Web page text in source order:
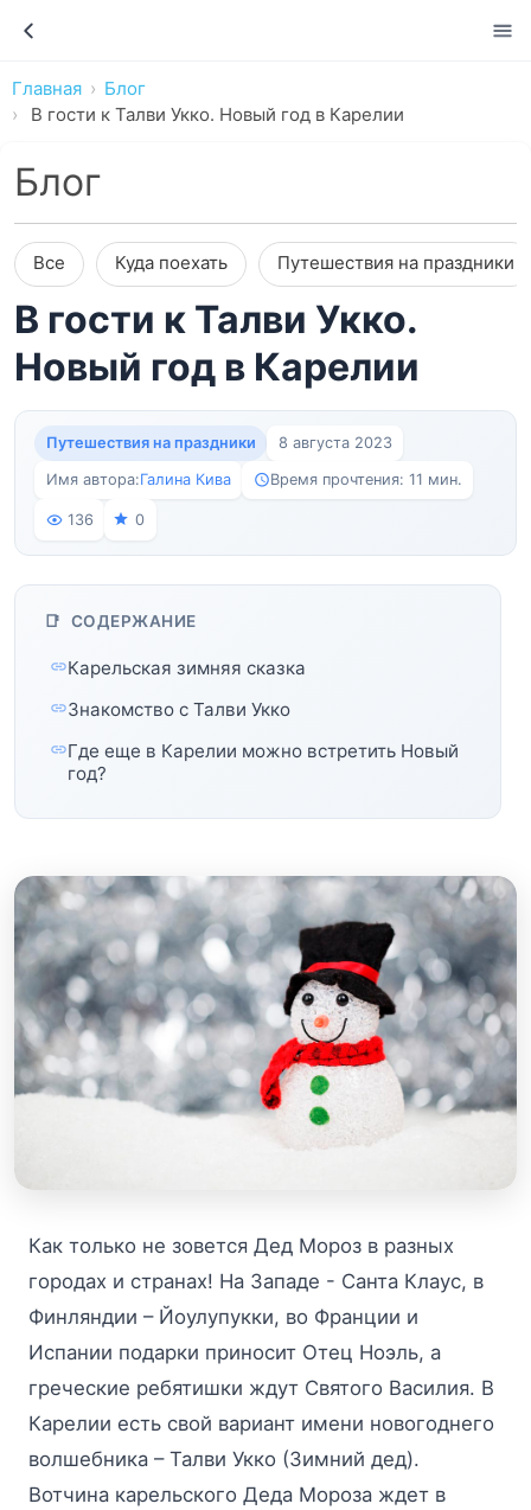
Главная
Блог
В гости к Талви Укко. Новый год в Карелии
Блог
Все Куда поехать Путешествия на праздники
В гости к Талви Укко.
Новый год в Карелии
Путешествия на праздники 8 августа 2023
Имя автора:Галина Кива Время прочтения: 11 мин.
136 0
СОДЕРЖАНИЕ
Карельская зимняя сказка
Знакомство с Талви Укко
Где еще в Карелии можно встретить Новый
год?
Как только не зовется Дед Мороз в разных
городах и странах! На Западе - Санта Клаус, в
Финляндии – Йоулупукки, во Франции и
Испании подарки приносит Отец Ноэль, а
греческие ребятишки ждут Святого Василия. В
Карелии есть свой вариант имени новогоднего
волшебника – Талви Укко (Зимний дед).
Вотчина карельского Деда Мороза ждет в